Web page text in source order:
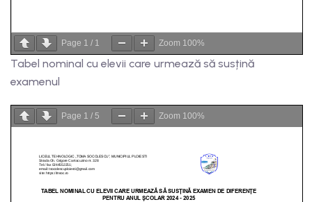
Page 1 / 1 Zoom 100%
Tabel nominal cu elevii care urmează să susțină
examenul
Page 1 / 5 Zoom 100%